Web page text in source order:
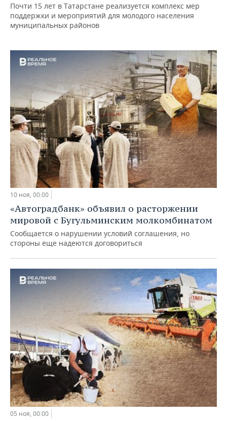
Почти 15 лет в Татарстане реализуется комплекс мер
поддержки и мероприятий для молодого населения
муниципальных районов
10 ноя, 00:00
«Автоградбанк» объявил о расторжении
мировой с Бугульминским молкомбинатом
Сообщается о нарушении условий соглашения, но
стороны еще надеются договориться
05 ноя, 00:00